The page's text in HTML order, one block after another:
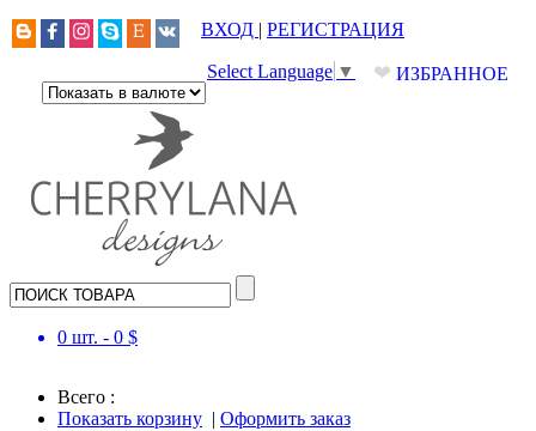
ВХОД | РЕГИСТРАЦИЯ
❤ ИЗБРАННОЕ
Select Language ▼
0 шт. - 0 $
Всего :
Показать корзину | Оформить заказ